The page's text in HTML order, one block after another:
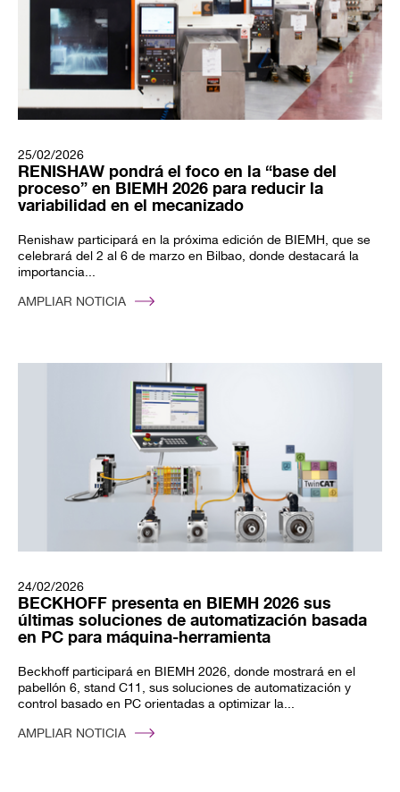
25/02/2026
RENISHAW pondrá el foco en la “base del
proceso” en BIEMH 2026 para reducir la
variabilidad en el mecanizado
Renishaw participará en la próxima edición de BIEMH, que se
celebrará del 2 al 6 de marzo en Bilbao, donde destacará la
importancia...
AMPLIAR NOTICIA
24/02/2026
BECKHOFF presenta en BIEMH 2026 sus
últimas soluciones de automatización basada
en PC para máquina-herramienta
Beckhoff participará en BIEMH 2026, donde mostrará en el
pabellón 6, stand C11, sus soluciones de automatización y
control basado en PC orientadas a optimizar la...
AMPLIAR NOTICIA